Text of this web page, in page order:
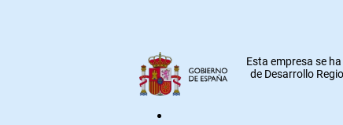
Esta empresa se
de Desarrollo